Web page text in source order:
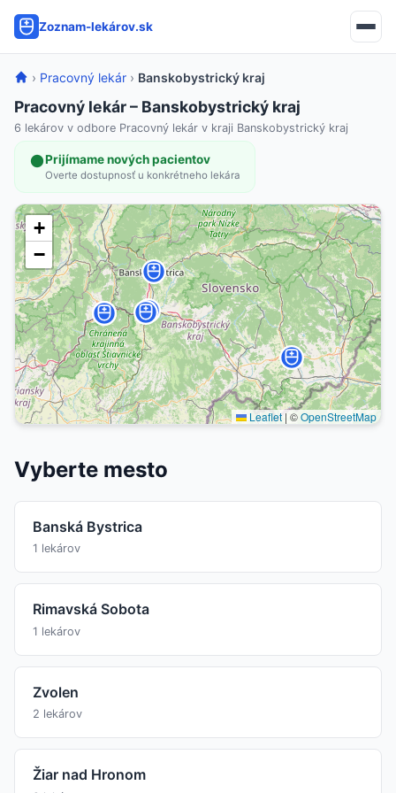
Zoznam-lekárov.sk
› Pracovný lekár › Banskobystrický kraj
Pracovný lekár – Banskobystrický kraj
6 lekárov v odbore Pracovný lekár v kraji Banskobystrický kraj
Prijímame nových pacientov
Overte dostupnosť u konkrétneho lekára
+
−
Leaflet | ©OpenStreetMap
Vyberte mesto
Banská Bystrica
1 lekárov
Rimavská Sobota
1 lekárov
Zvolen
2 lekárov
Žiar nad Hronom